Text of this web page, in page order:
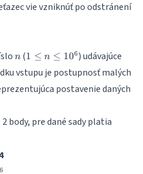
vie vzniknúť po odstránení
n
n (1
n
\leq
1 ≤ n ≤ 106) udávajúce
vstupu je postupnosť malých
postavenie daných
body, pre dané sady platia
6